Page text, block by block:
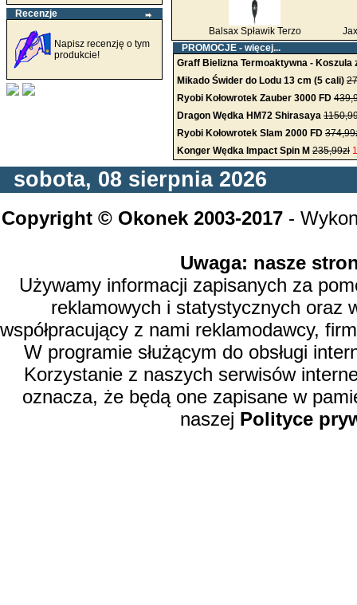
Recenzje
Napisz recenzję o tym
produkcie!
Balsax Spławik Terzo
PROMOCJE - więcej...
Graff Bielizna Termoaktywna - Koszula
Mikado Świder do Lodu 13 cm (5 cali)
Ryobi Kołowrotek Zauber 3000 FD
Dragon Wędka HM72 Shirasaya
Ryobi Kołowrotek Slam 2000 FD
Konger Wędka Impact Spin M 235,99zł
sobota, 08 sierpnia 2026
Copyright © Okonek 2003-2017-
Uwaga: nasze
Używamy informacji zapisanych za
reklamowych i statystycznych oraz
współpracujący z nami reklamodawcy,
W programie służącym do obsługi
Korzystanie z naszych serwisów
oznacza, że będą one zapisane w
naszej Polityce